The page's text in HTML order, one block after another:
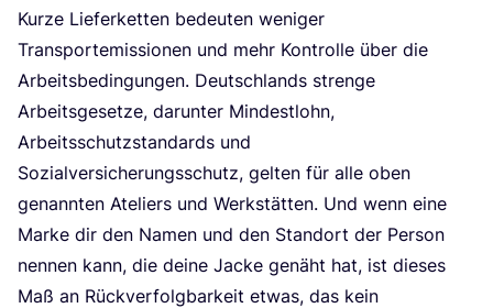
Kur­ze Lie­fer­ket­ten bedeu­ten weni­ger
Trans­portemis­sio­nen und mehr Kon­trol­le über die
Arbeits­be­din­gun­gen. Deutsch­lands stren­ge
Arbeits­ge­set­ze, dar­un­ter Min­dest­lohn,
Arbeits­schutz­stan­dards und
Sozi­al­ver­si­che­rungs­schutz, gel­ten für alle oben
genann­ten Ate­liers und Werk­stät­ten. Und wenn eine
Mar­ke dir den Namen und den Stand­ort der Per­son
nen­nen kann, die dei­ne Jacke genäht hat, ist die­ses
Maß an Rück­ver­folg­bar­keit etwas, das kein